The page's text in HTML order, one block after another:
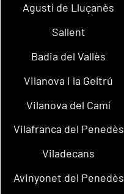
Agustí de Lluçanès
Sallent
Badia del Vallès
Vilanova i la Geltrú
Vilanova del Camí
Vilafranca del Penedès
Viladecans
Avinyonet del Penedès